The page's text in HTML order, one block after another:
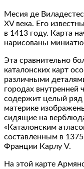
Месия де
XV века. Его
в 1413 году. Карта
нарисованы
Эта сравнительно
каталонских карт
различными
городах внутренней
содержит целый ряд
материке
сидящие на
«Каталонским
составленным в
Франции Карлу V.
На этой карте